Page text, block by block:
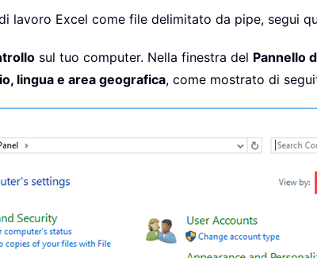
lavoro Excel come file delimitato da pipe, segui
sul tuo computer. Nella finestra del Pannello
lingua e area geografica, come mostrato di